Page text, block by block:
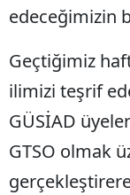
edeceğimizin
Geçtiğimiz
ilimizi teşrif
GÜSİAD
GTSO olmak